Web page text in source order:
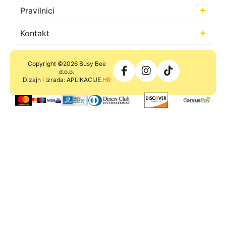
Pravilnici
Kontakt
Copyright ©2026 Busy Bee
d.o.o.
Dizajn i izrada: APLIKACIJE.HR